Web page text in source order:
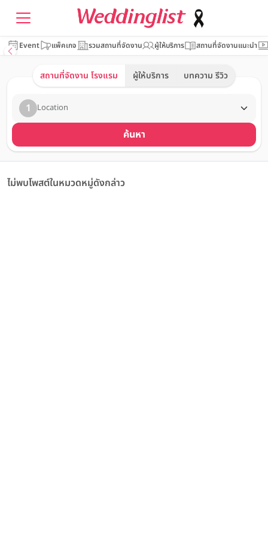
Event แพ็คเกจ รวมสถานที่จัดงาน ผู้ให้บริการ สถานที่จัดงานแนะนำ
สถานที่จัดงาน โรงแรม ผู้ให้บริการ บทความ รีวิว
1 Location
ค้นหา
ไม่พบโพสต์ในหมวดหมู่ดังกล่าว